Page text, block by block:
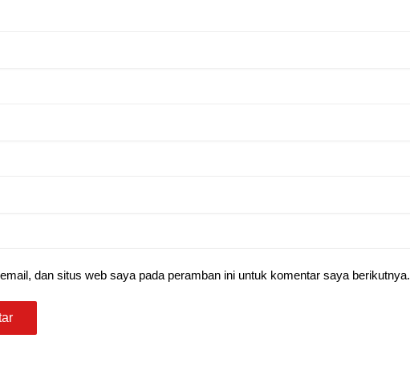
dan situs web saya pada peramban ini untuk komentar saya berikutnya.